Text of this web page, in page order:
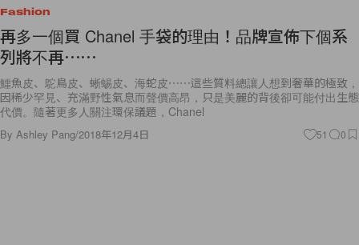
Fashion
再多一個買 Chanel 手袋的理由！品牌宣佈下個系
列將不再⋯⋯
鱷魚皮、鴕鳥皮、蜥蜴皮、海蛇皮⋯⋯這些質料總讓人想到奢華的極致，
因稀少罕見、充滿野性氣息而聲價高昂，只是美麗的背後卻可能付出生態
代價。隨著更多人關注環保議題，Chanel
By Ashley Pang/2018年12月4日 51 0